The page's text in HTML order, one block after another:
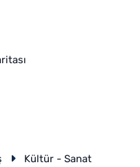
Kültür - Sanat